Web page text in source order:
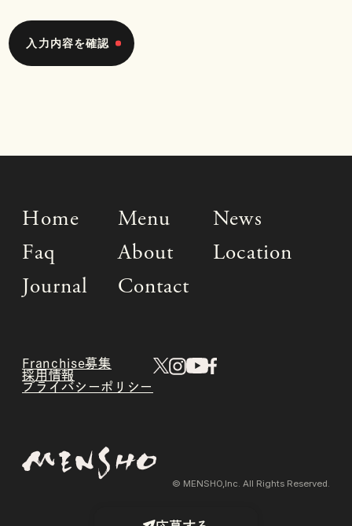
Home Menu
News
Faq
About
Location
Journal
Contact
Franchise募集
採用情報
プライバシーポリシー
© MENSHO,Inc. All Rights Reserved.